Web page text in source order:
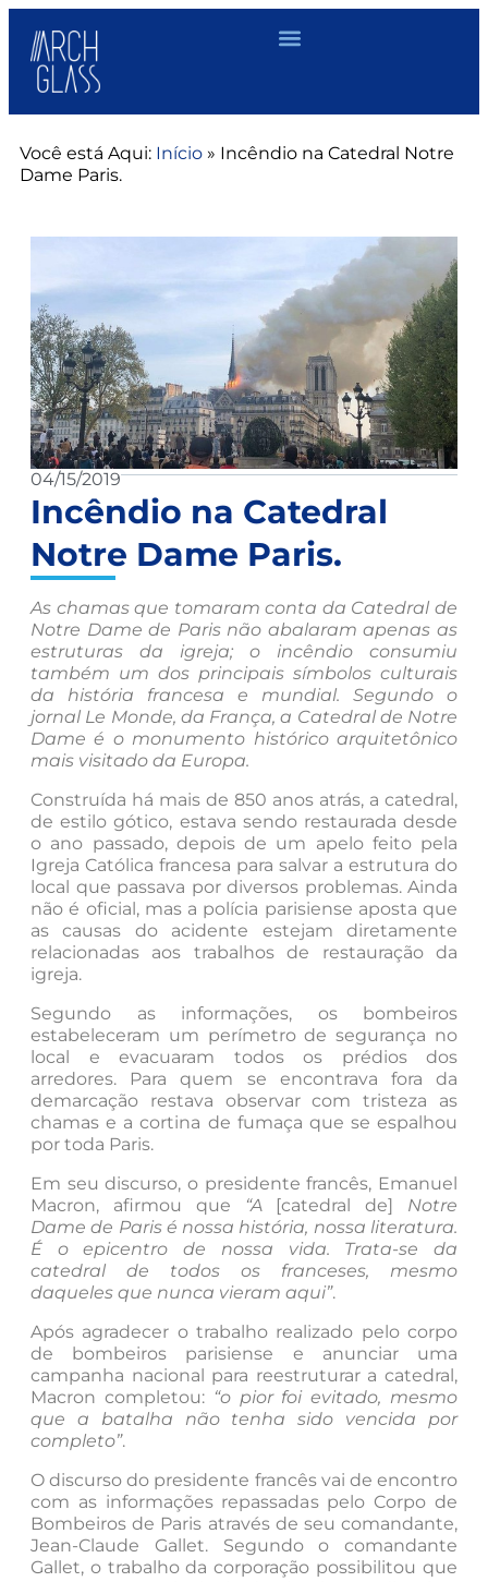
Você está Aqui: Início » Incêndio na Catedral Notre
Dame Paris.
04/15/2019
Incêndio na Catedral
Notre Dame Paris.
As chamas que tomaram conta da Catedral de
Notre Dame de Paris não abalaram apenas as
estruturas da igreja; o incêndio consumiu
também um dos principais símbolos culturais
da história francesa e mundial. Segundo o
jornal Le Monde, da França, a Catedral de Notre
Dame é o monumento histórico arquitetônico
mais visitado da Europa.
Construída há mais de 850 anos atrás, a catedral,
de estilo gótico, estava sendo restaurada desde
o ano passado, depois de um apelo feito pela
Igreja Católica francesa para salvar a estrutura do
local que passava por diversos problemas. Ainda
não é oficial, mas a polícia parisiense aposta que
as causas do acidente estejam diretamente
relacionadas aos trabalhos de restauração da
igreja.
Segundo as informações, os bombeiros
estabeleceram um perímetro de segurança no
local e evacuaram todos os prédios dos
arredores. Para quem se encontrava fora da
demarcação restava observar com tristeza as
chamas e a cortina de fumaça que se espalhou
por toda Paris.
Em seu discurso, o presidente francês, Emanuel
Macron, afirmou que “A[catedral de] Notre
Dame de Paris é nossa história, nossa literatura.
É o epicentro de nossa vida. Trata-se da
catedral de todos os franceses, mesmo
daqueles que nunca vieram aqui”.
Após agradecer o trabalho realizado pelo corpo
de bombeiros parisiense e anunciar uma
campanha nacional para reestruturar a catedral,
Macron completou: “o pior foi evitado, mesmo
que a batalha não tenha sido vencida por
completo”.
O discurso do presidente francês vai de encontro
com as informações repassadas pelo Corpo de
Bombeiros de Paris através de seu comandante,
Jean-Claude Gallet. Segundo o comandante
Gallet, o trabalho da corporação possibilitou que